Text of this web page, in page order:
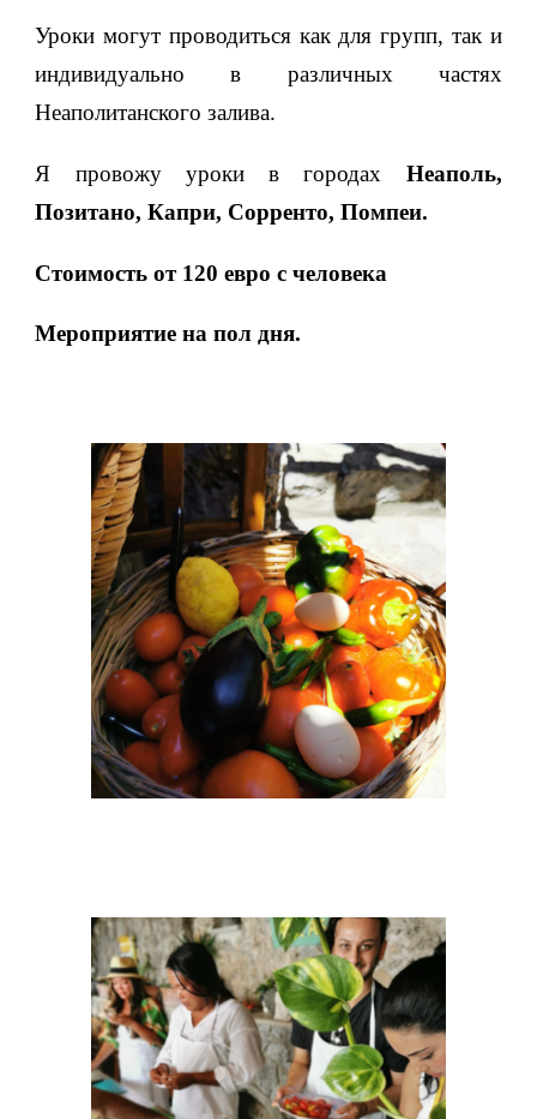
Уроки могут проводиться как для групп, так и
индивидуально в различных частях
Неаполитанского залива.
Я провожу уроки в городах Неаполь,
Позитано, Капри, Сорренто, Помпеи.
Стоимость от 120 евро с человека
Мероприятие на пол дня.